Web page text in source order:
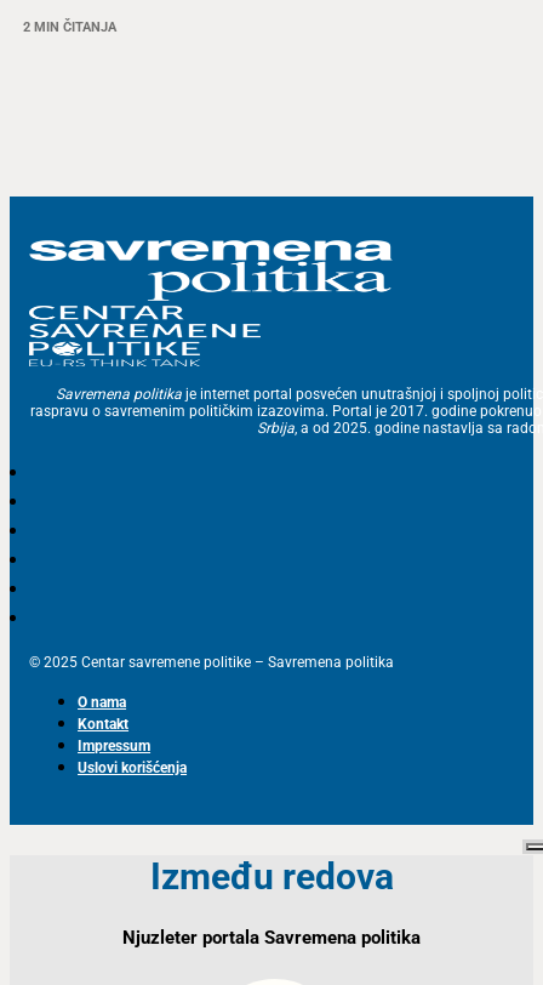
2 MIN ČITANJA
Savremena politika je internet portal posvećen unutrašnjoj i spoljnoj
raspravu o savremenim političkim izazovima. Portal je 2017. godine
Srbija, a od 2025. godine nastavlja sa
© 2025 Centar savremene politike – Savremena politika
O nama
Kontakt
Impressum
Uslovi korišćenja
Između redova
Njuzleter portala Savremena politika